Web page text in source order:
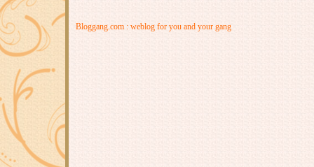
Bloggang.com : weblog for you and your gang